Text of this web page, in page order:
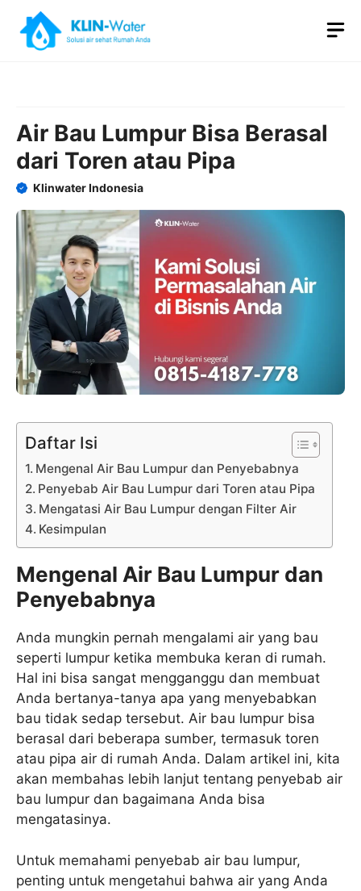
content
Air Bau Lumpur Bisa Berasal
dari Toren atau Pipa
Klinwater Indonesia
Daftar Isi
Mengenal Air Bau Lumpur dan Penyebabnya
Penyebab Air Bau Lumpur dari Toren atau Pipa
Mengatasi Air Bau Lumpur dengan Filter Air
Kesimpulan
Mengenal Air Bau Lumpur dan
Penyebabnya
Anda mungkin pernah mengalami air yang bau
seperti lumpur ketika membuka keran di rumah.
Hal ini bisa sangat mengganggu dan membuat
Anda bertanya-tanya apa yang menyebabkan
bau tidak sedap tersebut. Air bau lumpur bisa
berasal dari beberapa sumber, termasuk toren
atau pipa air di rumah Anda. Dalam artikel ini, kita
akan membahas lebih lanjut tentang penyebab air
bau lumpur dan bagaimana Anda bisa
mengatasinya.
Untuk memahami penyebab air bau lumpur,
penting untuk mengetahui bahwa air yang Anda